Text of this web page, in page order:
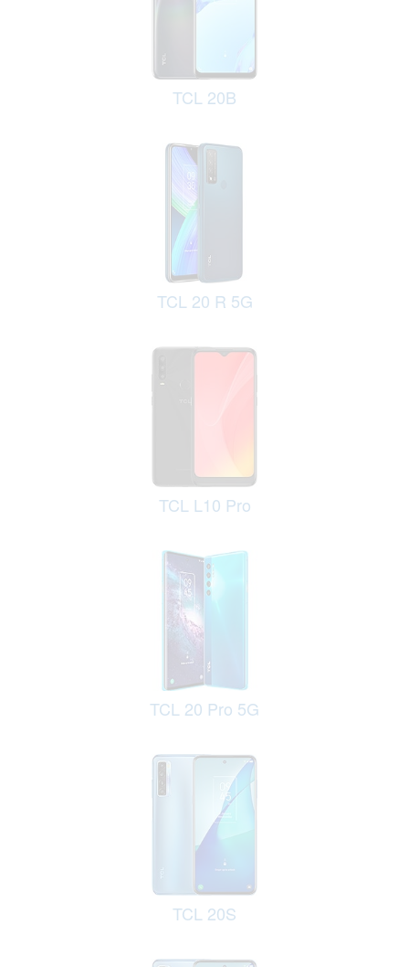
TCL 20B
TCL 20 R 5G
TCL L10 Pro
TCL 20 Pro 5G
TCL 20S